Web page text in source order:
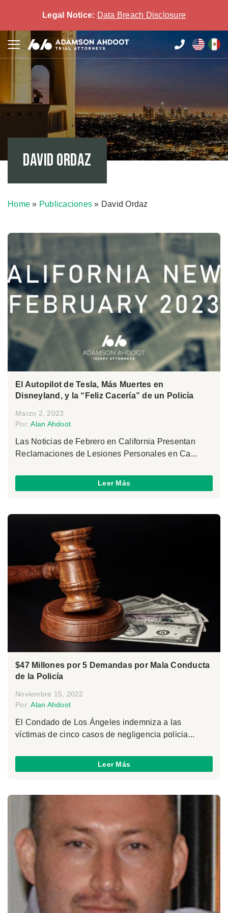
Legal Notice: Data Breach Disclosure
David Ordaz
Home » Publicaciones » David Ordaz
El Autopilot de Tesla, Más Muertes en
Disneyland, y la “Feliz Cacería” de un Policía
Marzo 2, 2023
Por:Alan Ahdoot
Las Noticias de Febrero en California Presentan
Reclamaciones de Lesiones Personales en Ca...
Leer Más
$47 Millones por 5 Demandas por Mala Conducta
de la Policía
Noviembre 15, 2022
Por:Alan Ahdoot
El Condado de Los Ángeles indemniza a las
víctimas de cinco casos de negligencia policia...
Leer Más